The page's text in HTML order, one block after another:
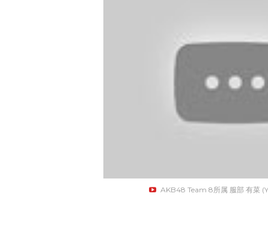
AKB48 Team 8所属 服部 有菜